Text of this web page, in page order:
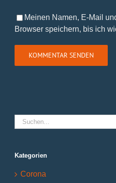
Meinen Namen, E-Mail
Browser speichern, bis ich
Suche
nach:
Kategorien
Corona